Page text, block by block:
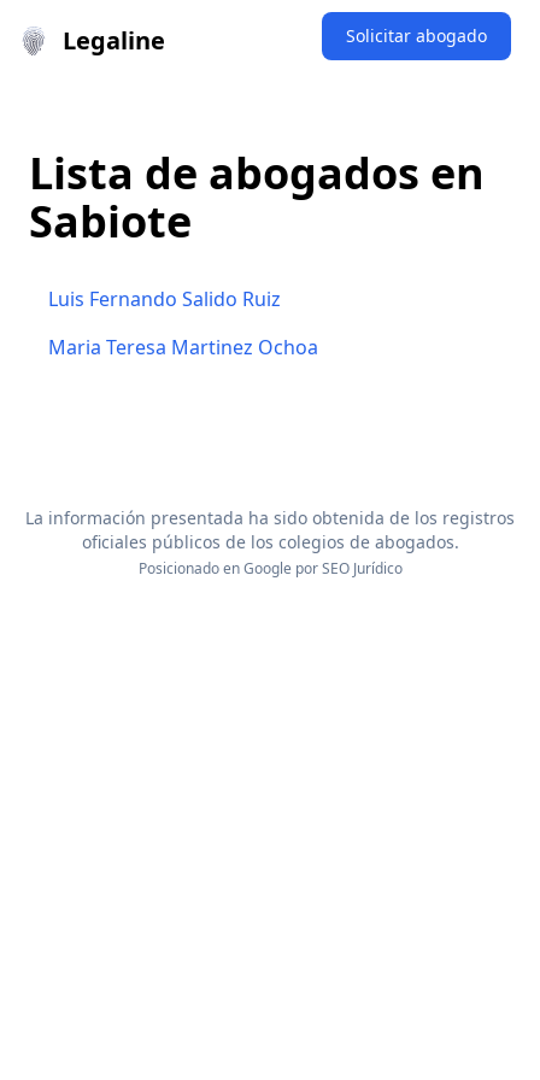
Legaline Solicitar abogado
Lista de abogados en
Sabiote
Luis Fernando Salido Ruiz
Maria Teresa Martinez Ochoa
La información presentada ha sido obtenida de los registros
oficiales públicos de los colegios de abogados.
Posicionado en Google porSEO Jurídico